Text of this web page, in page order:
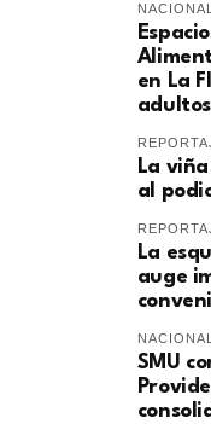
en La
La
al
La
auge
SMU